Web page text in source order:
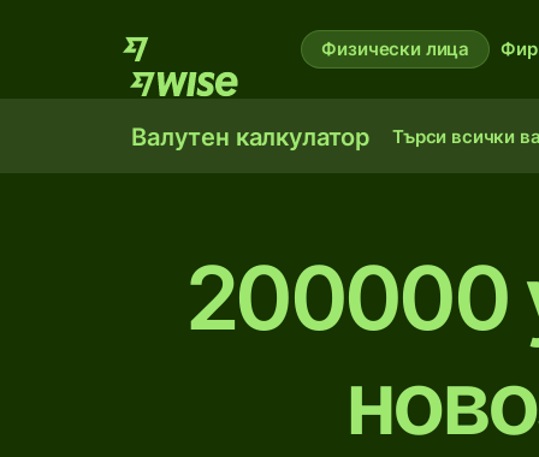
Физически лица
Валутен калкулатор Търси всички
200000